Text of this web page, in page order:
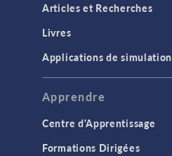
Articles et Recherches
Livres
Applications de simulation
Apprendre
Centre d'Apprentissage
Formations Dirigées